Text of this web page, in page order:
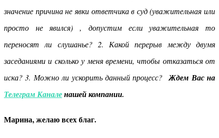
значение причина не явки ответчика в суд (уважительная или
просто не явился) , допустим если уважительная то
переносят ли слушанье? 2. Какой перерыв между двумя
заседаниями и сколько у меня времени, чтобы отказаться от
иска? 3. Можно ли ускорить данный процесс?Ждем Вас на
Телеграм Каналенашей компании.
Марина, желаю всех благ.